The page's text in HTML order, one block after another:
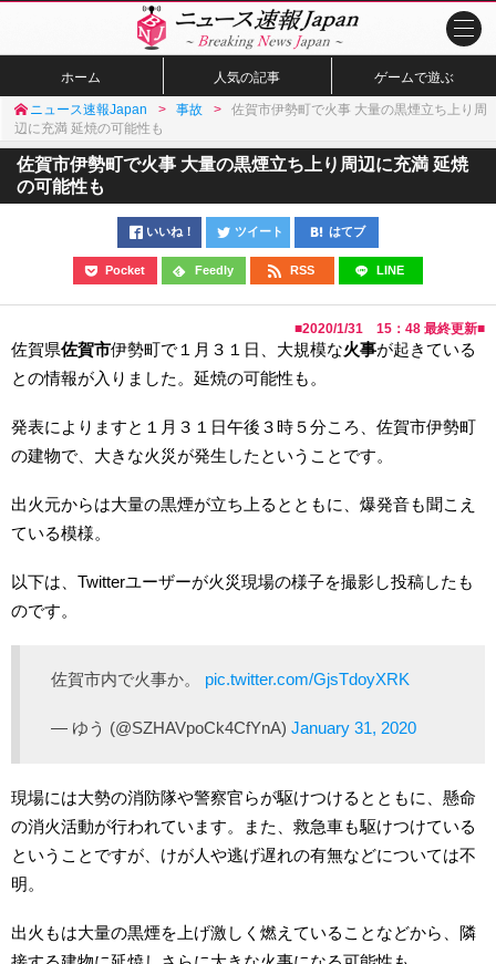
ホーム 人気の記事 ゲームで遊ぶ
ニュース速報Japan 事故
佐賀市伊勢町で火事 大量の黒煙立ち上り周
辺に充満 延焼の可能性も
佐賀市伊勢町で火事 大量の黒煙立ち上り周辺に充満 延焼
の可能性も
いいね！ ツイート はてブ
Pocket Feedly RSS LINE
■2020/1/31 15：48 最終更新■
佐賀県佐賀市伊勢町で１月３１日、大規模な火事が起きている
との情報が入りました。延焼の可能性も。
発表によりますと１月３１日午後３時５分ころ、佐賀市伊勢町
の建物で、大きな火災が発生したということです。
出火元からは大量の黒煙が立ち上るとともに、爆発音も聞こえ
ている模様。
以下は、Twitterユーザーが火災現場の様子を撮影し投稿したも
のです。
佐賀市内で火事か。 pic.twitter.com/GjsTdoyXRK
— ゆう (@SZHAVpoCk4CfYnA) January 31, 2020
現場には大勢の消防隊や警察官らが駆けつけるとともに、懸命
の消火活動が行われています。また、救急車も駆けつけている
ということですが、けが人や逃げ遅れの有無などについては不
明。
出火もは大量の黒煙を上げ激しく燃えていることなどから、隣